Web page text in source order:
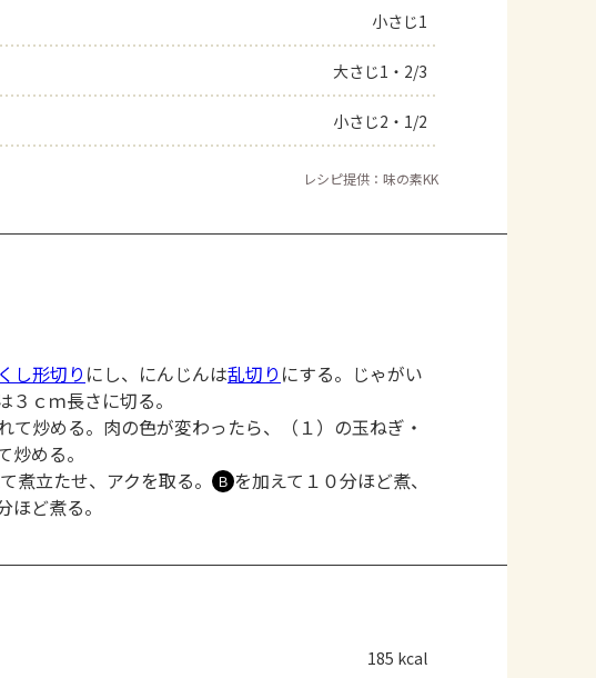
小さじ1
大さじ1・2/3
小さじ2・1/2
レシピ提供：味の素KK
くし形切り にし、にんじんは乱切り にする。じゃがい
ｃｍ長さに切る。
て炒める。肉の色が変わったら、（１）の玉ねぎ・
める。
煮立たせ、アクを取る。 Ｂ を加えて１０分ほど煮、
ほど煮る。
185 kcal